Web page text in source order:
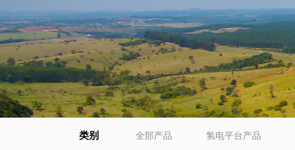
类别 全部产品 氢电平台产品